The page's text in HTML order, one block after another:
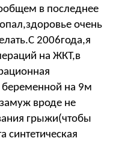
в последнее
очень
2006года,я
на ЖКТ,в
беременной на 9м
вроде не
грыжи(чтобы